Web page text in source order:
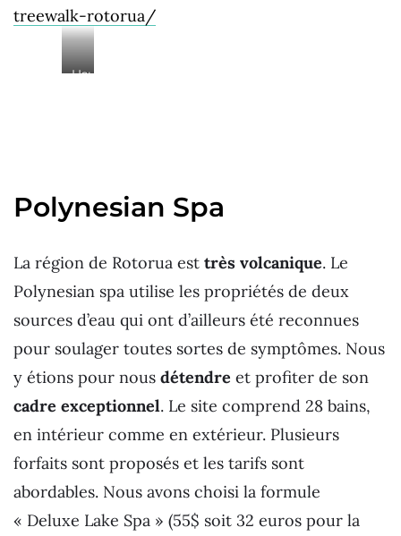
treewalk-rotorua/
Usure
personnes
les
arbres
Polynesian Spa
La région de Rotorua est très volcanique. Le
Polynesian spa utilise les propriétés de deux
sources d’eau qui ont d’ailleurs été reconnues
pour soulager toutes sortes de symptômes. Nous
y étions pour nous détendre et profiter de son
cadre exceptionnel. Le site comprend 28 bains,
en intérieur comme en extérieur. Plusieurs
forfaits sont proposés et les tarifs sont
abordables. Nous avons choisi la formule
« Deluxe Lake Spa » (55$ soit 32 euros pour la